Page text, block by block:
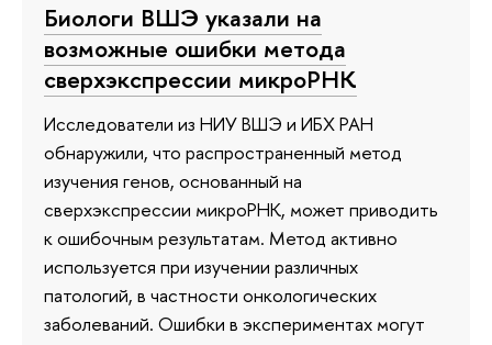
Биологи ВШЭ указали на
возможные ошибки метода
сверхэкспрессии микроРНК
Исследователи из НИУ ВШЭ и ИБХ РАН
обнаружили, что распространенный метод
изучения генов, основанный на
сверхэкспрессии микроРНК, может приводить
к ошибочным результатам. Метод активно
используется при изучении различных
патологий, в частности онкологических
заболеваний. Ошибки в экспериментах могут